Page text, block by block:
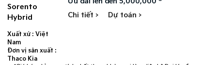
Sorento
Hybrid
Xuất xứ : Việt
Nam
Đơn vị sản xuất :
Thaco Kia
Chi tiết > Dự toán >